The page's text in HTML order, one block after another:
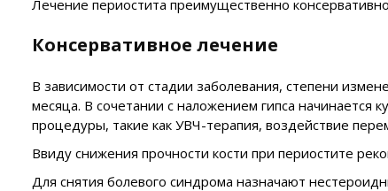
Лечение периостита преимущественно
Консервативное лечение
В зависимости от стадии заболевания, степени
месяца. В сочетании с наложением гипса
процедуры, такие как УВЧ-терапия, воздействие
Ввиду снижения прочности кости при периостите
Для снятия болевого синдрома назначают